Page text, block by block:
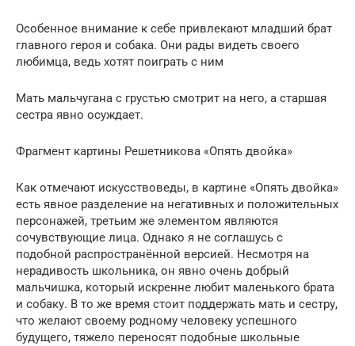
Особенное внимание к себе привлекают младший брат
главного героя и собака. Они рады видеть своего
любимца, ведь хотят поиграть с ним
Мать мальчугана с грустью смотрит на него, а старшая
сестра явно осуждает.
Фрагмент картины Решетникова «Опять двойка»
Как отмечают искусствоведы, в картине «Опять двойка»
есть явное разделение на негативных и положительных
персонажей, третьим же элементом являются
сочувствующие лица. Однако я не соглашусь с
подобной распространённой версией. Несмотря на
нерадивость школьника, он явно очень добрый
мальчишка, который искренне любит маленького брата
и собаку. В то же время стоит поддержать мать и сестру,
что желают своему родному человеку успешного
будущего, тяжело переносят подобные школьные